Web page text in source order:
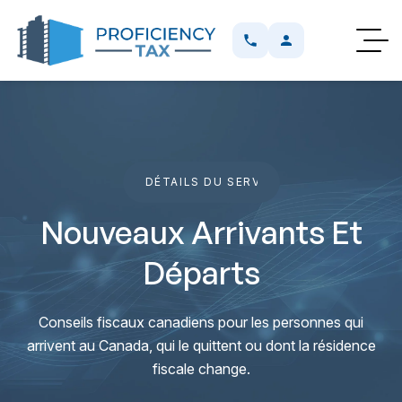
DÉTAILS DU SERVICE DÉTAILS DU
Nouveaux Arrivants Et
Départs
Conseils fiscaux canadiens pour les personnes qui
arrivent au Canada, qui le quittent ou dont la résidence
fiscale change.